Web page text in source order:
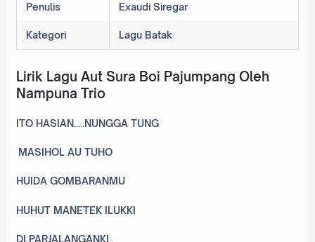
Penulis Exaudi Siregar
Kategori Lagu Batak
Lirik Lagu Aut Sura Boi Pajumpang Oleh
Nampuna Trio
ITO HASIAN.....NUNGGA TUNG
MASIHOL AU TUHO
HUIDA GOMBARANMU
HUHUT MANETEK ILUKKI
DI PARJALANGANKI..